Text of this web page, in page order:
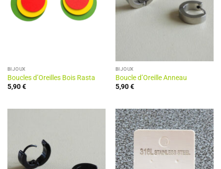
BIJOUX
Boucles d’Oreilles Bois Rasta
5,90€
BIJOUX
Boucle d’Oreille Anneau
5,90€